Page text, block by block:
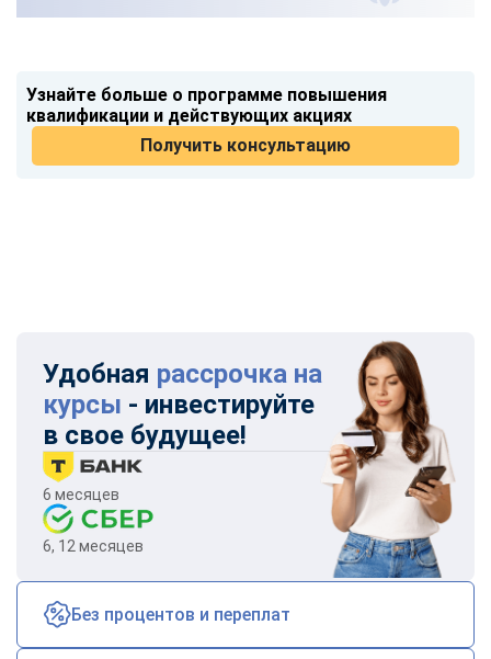
Узнайте больше о программе повышения
квалификации и действующих акциях
Получить консультацию
Удобная рассрочка на
курсы - инвестируйте
в свое будущее!
6 месяцев
6, 12 месяцев
Без процентов и переплат